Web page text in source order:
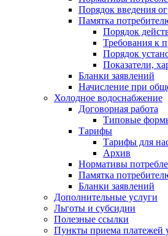
Порядок введения
Памятка
Порядок
Требования к
Порядок
Показатели,
Бланки заявлений
Начисление при
Холодное водоснабжение
Договорная работа
Типовые
Тарифы
Тарифы для
Архив
Нормативы
Памятка
Бланки заявлений
Дополнительные услуги
Льготы и субсидии
Полезные ссылки
Пункты приема платежей